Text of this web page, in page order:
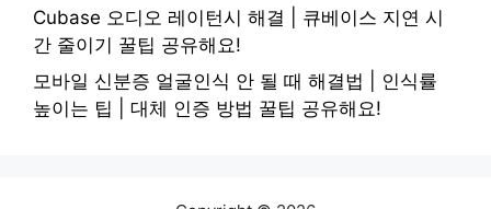
Cubase 오디오 레이턴시 해결 | 큐베이스 지연 시
간 줄이기 꿀팁 공유해요!
모바일 신분증 얼굴인식 안 될 때 해결법 | 인식률
높이는 팁 | 대체 인증 방법 꿀팁 공유해요!